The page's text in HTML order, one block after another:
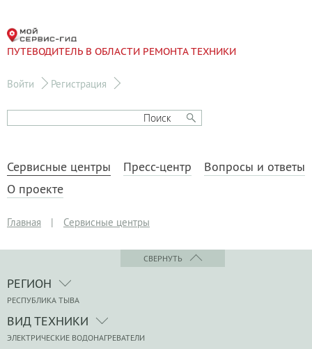
ПУТЕВОДИТЕЛЬ В ОБЛАСТИ РЕМОНТА ТЕХНИКИ
Войти Регистрация
Сервисные центры Пресс-центр
Вопросы и ответы
О проекте
Главная | Сервисные центры
СВЕРНУТЬ
РЕГИОН
РЕСПУБЛИКА ТЫВА
ВИД ТЕХНИКИ
ЭЛЕКТРИЧЕСКИЕ ВОДОНАГРЕВАТЕЛИ